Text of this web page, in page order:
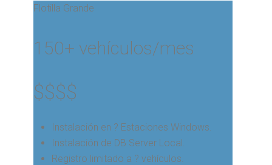
Flotilla Grande
150+ vehículos/mes
$$$$
Instalación en ? Estaciones Windows.
Instalación de DB Server Local.
Registro limitado a ? vehículos.